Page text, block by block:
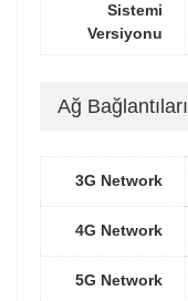
Sistemi
Versiyonu
Ağ Bağlantıları
3G Network
4G Network
5G Network